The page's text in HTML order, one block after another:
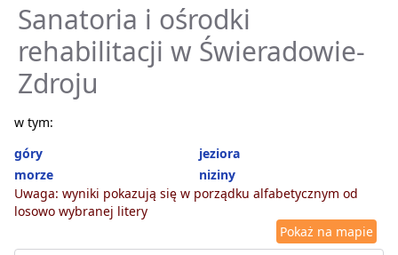
Sanatoria i ośrodki
rehabilitacji w Świeradowie-
Zdroju
w tym:
góry
jeziora
morze
niziny
Uwaga: wyniki pokazują się w porządku alfabetycznym od
losowo wybranej litery
Pokaż na mapie